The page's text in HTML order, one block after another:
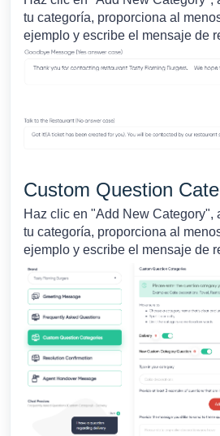
tu categoría, proporciona al
ejemplo y escribe el mensaje de
Custom Question
Haz clic en "Add New Category",
tu categoría, proporciona al
ejemplo y escribe el mensaje de